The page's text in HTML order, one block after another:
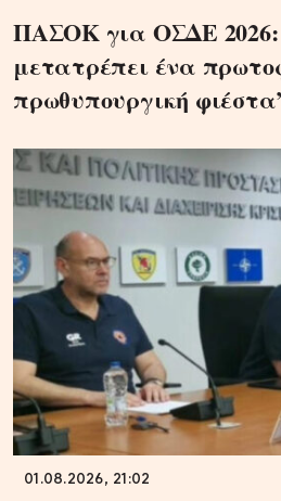
ΠΑΣΟΚ για ΟΣΔΕ 2026:
μετατρέπει ένα
πρωθυπουργική
01.08.2026, 21:02